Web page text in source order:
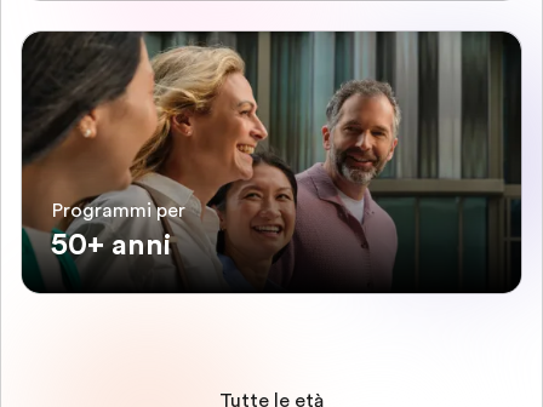
Programmi per
50+ anni
Tutte le età